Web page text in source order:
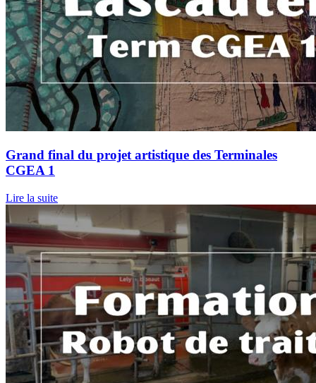
Grand final du projet artistique des Terminales
CGEA 1
Lire la suite